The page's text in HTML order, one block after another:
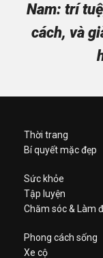
Nam: trí
cách, và
Thời trang
Bí quyết mặc đẹp
Sức khỏe
Tập luyện
Chăm sóc & Làm
Phong cách sống
Xe cộ